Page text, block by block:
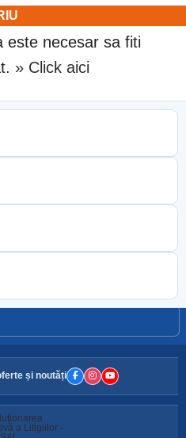
este necesar sa fiti
» Click aici
și noutăți